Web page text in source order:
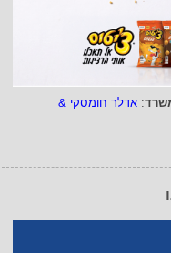
: אדלר חומסקי &